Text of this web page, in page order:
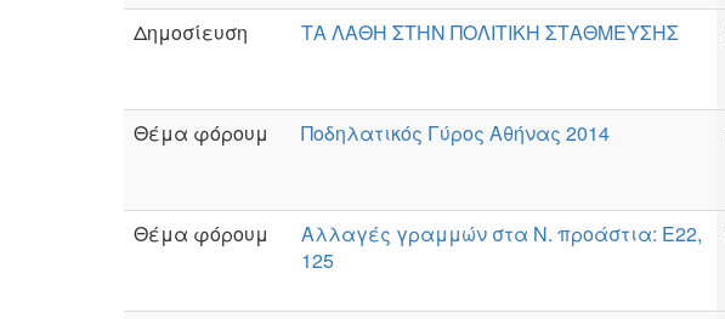
Δημοσίευση
ΤΑ ΛΑΘΗ ΣΤΗΝ ΠΟΛΙΤΙΚΗ ΣΤΑΘΜΕΥΣΗΣ
Θέμα φόρουμ
Ποδηλατικός Γύρος Αθήνας 2014
Θέμα φόρουμ
Αλλαγές γραμμών στα Ν. προάστια: Ε22,
125